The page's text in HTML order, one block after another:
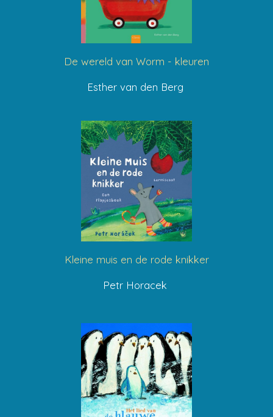
De wereld van Worm - kleuren
Esther van den Berg
Kleine muis en de rode knikker
Petr Horacek